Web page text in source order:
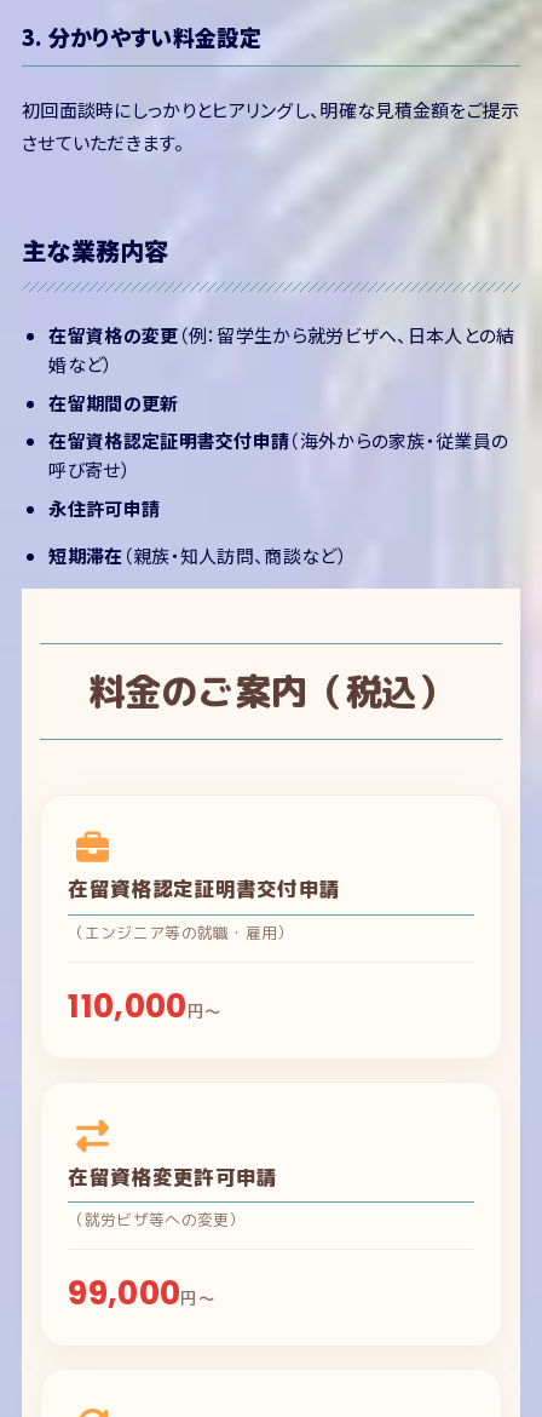
3. 分かりやすい料金設定
初回面談時にしっかりとヒアリングし、明確な見積金額をご提示
させていただきます。
主な業務内容
在留資格の変更（例：留学生から就労ビザへ、日本人との結
婚など）
在留期間の更新
在留資格認定証明書交付申請（海外からの家族・従業員の
呼び寄せ）
永住許可申請
短期滞在（親族・知人訪問、商談など）
料金のご案内（税込）
在留資格認定証明書交付申請
（エンジニア等の就職・雇用）
110,000円～
在留資格変更許可申請
（就労ビザ等への変更）
99,000円～